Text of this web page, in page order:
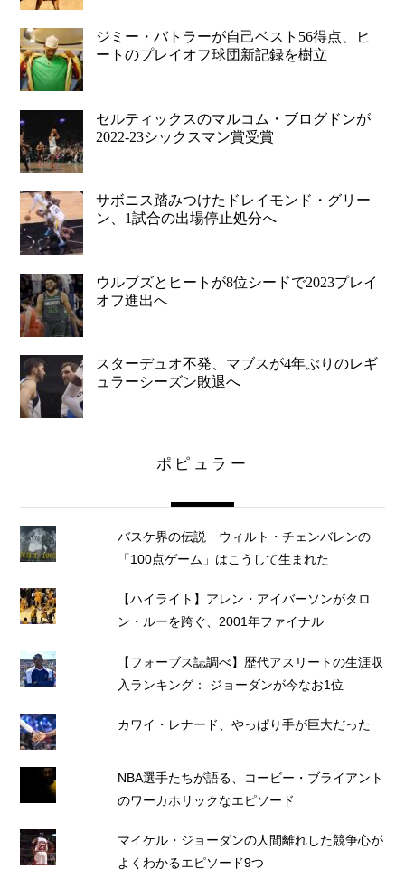
ジミー・バトラーが自己ベスト56得点、ヒ
ートのプレイオフ球団新記録を樹立
セルティックスのマルコム・ブログドンが
2022-23シックスマン賞受賞
サボニス踏みつけたドレイモンド・グリー
ン、1試合の出場停止処分へ
ウルブズとヒートが8位シードで2023プレイ
オフ進出へ
スターデュオ不発、マブスが4年ぶりのレギ
ュラーシーズン敗退へ
ポピュラー
バスケ界の伝説 ウィルト・チェンバレンの
「100点ゲーム」はこうして生まれた
【ハイライト】アレン・アイバーソンがタロ
ン・ルーを跨ぐ、2001年ファイナル
【フォーブス誌調べ】歴代アスリートの生涯収
入ランキング： ジョーダンが今なお1位
カワイ・レナード、やっぱり手が巨大だった
NBA選手たちが語る、コービー・ブライアント
のワーカホリックなエピソード
マイケル・ジョーダンの人間離れした競争心が
よくわかるエピソード9つ